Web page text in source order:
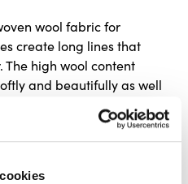
wool fabric for
create long lines that
high wool content
and beautifully as well
see pattern report